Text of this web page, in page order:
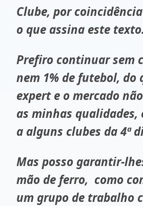
Clube, por
o que assina este texto.
Prefiro continuar sem
nem 1% de futebol, do
expert e o mercado
as minhas qualidades,
a alguns clubes da 4ª
Mas posso garantir-
mão de ferro, como
um grupo de trabalho